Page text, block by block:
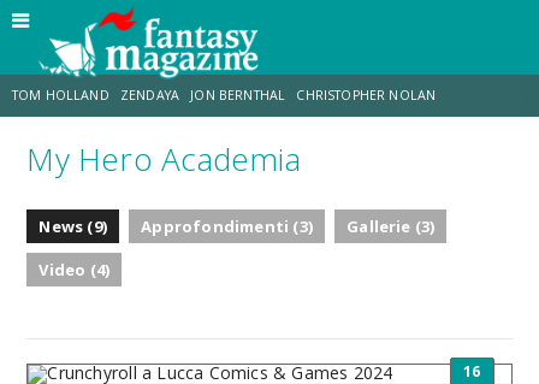
TOM HOLLAND ZENDAYA JON BERNTHAL CHRISTOPHER NOLAN
STRANIMONDI LUCCA COMICS & GAMES ODISSEA
DESTIN DANIEL CRETTON
My Hero Academia
News (9) Approfondimenti (3)
Gallerie (3)
Video (4)
16